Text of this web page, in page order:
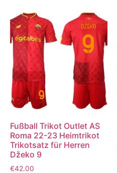
Fußball Trikot Outlet AS
Roma 22-23 Heimtrikot
Trikotsatz für Herren
Džeko 9
€42.00